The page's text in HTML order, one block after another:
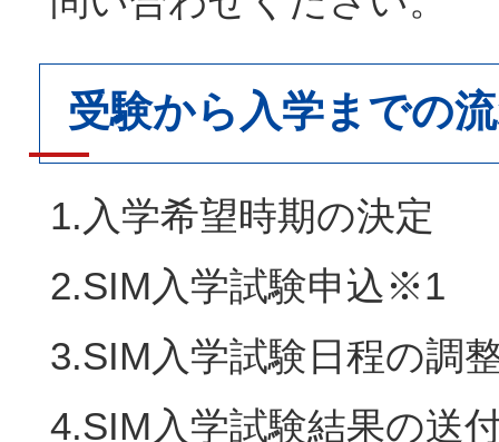
受験から入学までの
1.入学希望時期の決定
2.SIM入学試験申込※1
3.SIM入学試験日程の調
4.SIM入学試験結果の送